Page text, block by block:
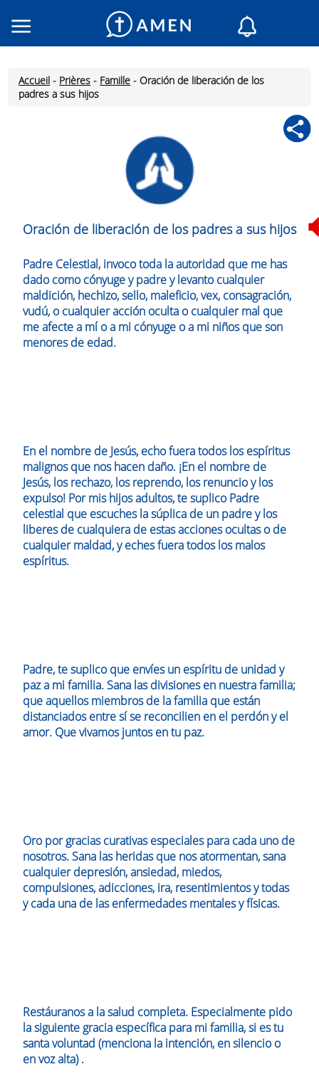
Consacré
Lecture du jour
Inscription
Accueil - Prières - Famille -Oración de liberación de los
padres a sus hijos
Oración de liberación de los padres a sus hijos
Padre Celestial, invoco toda la autoridad que me has
dado como cónyuge y padre y levanto cualquier
maldición, hechizo, sello, maleficio, vex, consagración,
vudú, o cualquier acción oculta o cualquier mal que
me afecte a mí o a mi cónyuge o a mi niños que son
menores de edad.
En el nombre de Jesús, echo fuera todos los espíritus
malignos que nos hacen daño. ¡En el nombre de
Jesús, los rechazo, los reprendo, los renuncio y los
expulso! Por mis hijos adultos, te suplico Padre
celestial que escuches la súplica de un padre y los
liberes de cualquiera de estas acciones ocultas o de
cualquier maldad, y eches fuera todos los malos
espíritus.
Padre, te suplico que envíes un espíritu de unidad y
paz a mi familia. Sana las divisiones en nuestra familia;
que aquellos miembros de la familia que están
distanciados entre sí se reconcilien en el perdón y el
amor. Que vivamos juntos en tu paz.
Oro por gracias curativas especiales para cada uno de
nosotros. Sana las heridas que nos atormentan, sana
cualquier depresión, ansiedad, miedos,
compulsiones, adicciones, ira, resentimientos y todas
y cada una de las enfermedades mentales y físicas.
Restáuranos a la salud completa. Especialmente pido
la siguiente gracia específica para mi familia, si es tu
santa voluntad (menciona la intención, en silencio o
en voz alta) .